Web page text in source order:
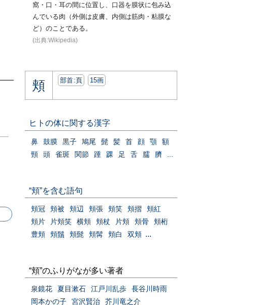
窩・口・耳の間に位置し、口器を膜状に包み込
んでいる肉（外側は皮膚、内側は筋肉・粘膜な
ど）のことである。
(出典:Wikipedia)
頬 部首:⾴ 15画
ヒトの体に関する漢字
鼻 鼓膜 黒子 鳩尾 髭 髪 首 顔 顎
額
頸
頭 雀斑 関節 踵 踝 足 舌 臑 臍
“頬”を含む語句
頬冠 頬被 頬辺 頬張 頬笑 頬摺
頬紅
頬片
片頬笑 横頬 頬杖 片頬 頬骨
頬桁
豊頬
頬鬚 頬髭 頬髯 頬白 双頬 ...
“頬”のふりがなが多い著者
泉鏡花 夏目漱石 江戸川乱歩
長谷川時雨
岡本かの子
宮沢賢治 芥川竜之介